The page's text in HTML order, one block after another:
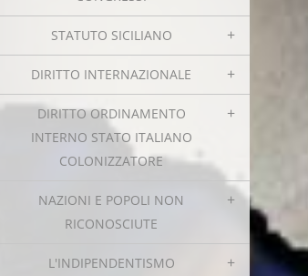
STATUTO SICILIANO
DIRITTO INTERNAZIONALE
DIRITTO ORDINAMENTO
INTERNO STATO ITALIANO
COLONIZZATORE
NAZIONI E POPOLI NON
RICONOSCIUTE
L'INDIPENDENTISMO